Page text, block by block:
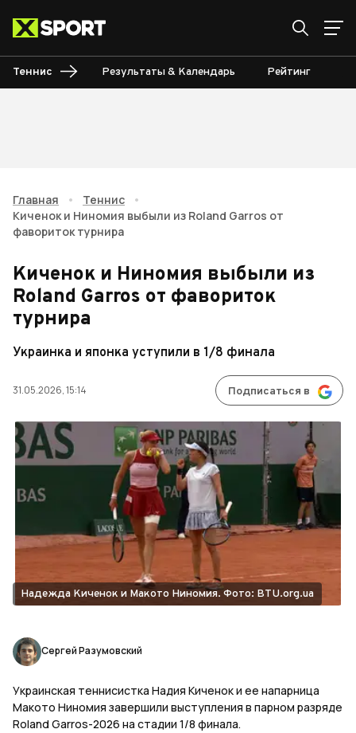
Теннис Результаты & Календарь Рейтинг
Главная • Теннис
•
Киченок и Ниномия выбыли из Roland Garros от
фавориток турнира
Киченок и Ниномия выбыли из
Roland Garros от фавориток
турнира
Украинка и японка уступили в 1/8 финала
31.05.2026, 15:14 Подписаться в
Надежда Киченок и Макото Ниномия. Фото: BTU.org.ua
Сергей Разумовский
Украинская теннисистка Надия Киченок и ее напарница
Макото Ниномия завершили выступления в парном разряде
Roland Garros-2026 на стадии 1/8 финала.